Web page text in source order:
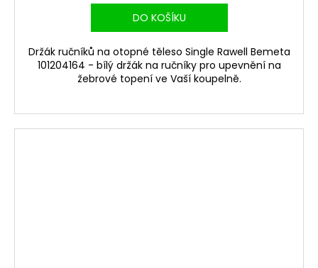
DO KOŠÍKU
Držák ručníků na otopné těleso Single Rawell Bemeta
101204164 - bílý držák na ručníky pro upevnění na
žebrové topení ve Vaší koupelně.